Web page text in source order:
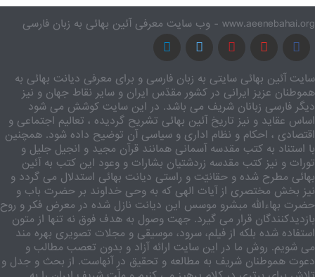
www.aeenebahai.org - وب سایت معرفی آئین بهائی به زبان فارسی
سایت آئین بهائی سایتی به زبان فارسی و برای معرفی دیانت بهائی به
هموطنان عزیز ایرانی در کشور مقدّس ایران و سایر نقاط جهان و نیز
دیگر فارسی زبانان شریف می باشد. در این سایت کوشش می شود
اساس عقاید و نیز تاریخ آئین بهائی تشریح گردیده ، تعالیم اجتماعی و
اقتصادی ، احکام و نظام اداری و سیاسی آن توضیح داده شود. همچنین
با استناد به کتب مقدسه آسمانی همانند قرآن مجید و انجیل جلیل و
تورات و نیز کتب مقدسه زردشتیان بشارات و وعود این کتب به آئین
بهائی مطرح شده و حقانیّت و راستی دیانت بهائی استدلال می گردد و
نیز بخش مختصری از آیات الهی که به وحی خداوند بر حضرت باب و
حضرت بهاءالله مبشرو موسس این دیانت نازل شده در معرض فکر و روح
بازدیدکنندگان قرار می گیرد. جهت وصول به هدف فوق نه تنها از متون
استفاده شده بلکه از فیلم، سرود، موسیقی و مجلات تصویری بهره مند
می شویم. روش ما در این سایت ارائه آزاد و بدون تعصب مطالب و
دعوت هموطنان شریف به مطالعه و تحقیق در آنهاست. از بحث و جدل و